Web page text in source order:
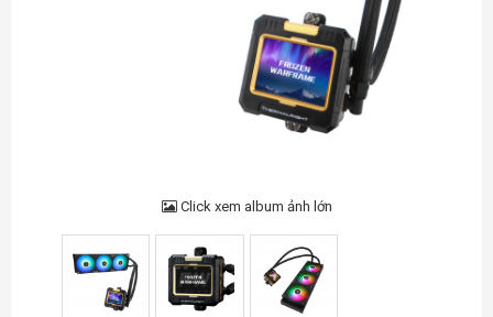
Click xem album ảnh lớn